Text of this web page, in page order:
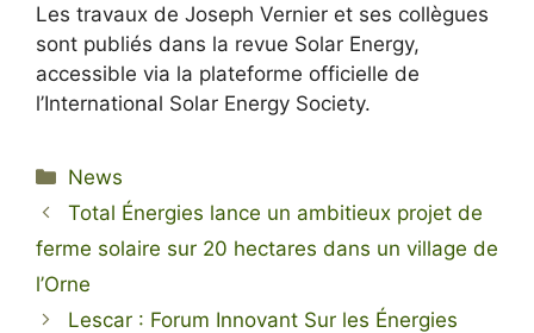
Les travaux de Joseph Vernier et ses collègues
sont publiés dans la revue Solar Energy,
accessible via la plateforme officielle de
l’International Solar Energy Society.
Categories
News
Total Énergies lance un ambitieux projet de
ferme solaire sur 20 hectares dans un village de
l’Orne
Lescar : Forum Innovant Sur les Énergies